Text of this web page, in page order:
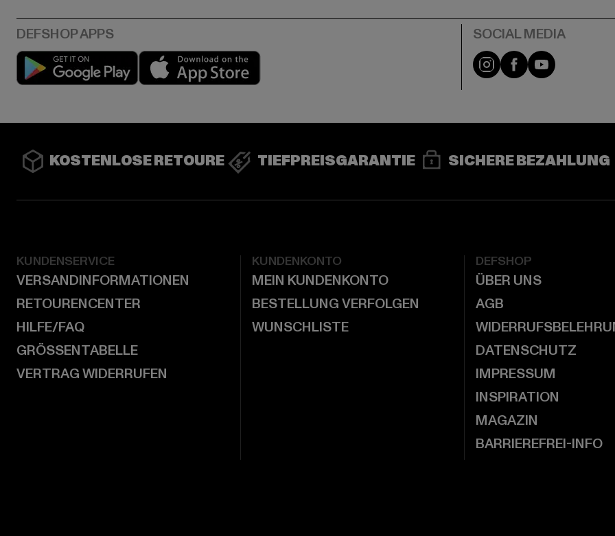
Play market Instagram
FacebookYouTube
KOSTENLOSE RETOURE TIEFPREISGARANTIE SICHERE BEZAHLUNG
KUNDENSERVICE
VERSANDINFORMATIONEN
RETOURENCENTER
HILFE/FAQ
GRÖSSENTABELLE
VERTRAG WIDERRUFEN
KUNDENKONTO
MEIN KUNDENKONTO
BESTELLUNG VERFOLGEN
WUNSCHLISTE
DEFSHOP
ÜBER UNS
AGB
DATENSCHUTZ
IMPRESSUM
INSPIRATION
MAGAZIN
BARRIEREFREI-INFO